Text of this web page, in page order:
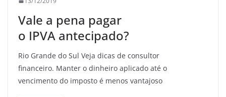
Vale a pena pagar
o IPVA antecipado?
Rio Grande do Sul Veja dicas de consultor
financeiro. Manter o dinheiro aplicado até o
vencimento do imposto é menos vantajoso